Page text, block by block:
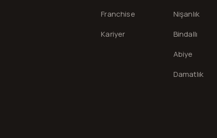
Franchise
Kariyer
Nişanlık
Bindallı
Abiye
Damatlık